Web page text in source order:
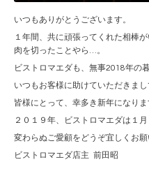
いつもありがとうございます。
１年間、共に頑張ってくれた相棒
肉を切ったことやら…。
ビストロマエダも、無事2018年の
いつもお客様に助けていただきまし
皆様にとって、幸多き新年になり
２０１９年、ビストロマエダは１
変わらぬご愛顧をどうぞ宜しくお願
ビストロマエダ店主 前田昭